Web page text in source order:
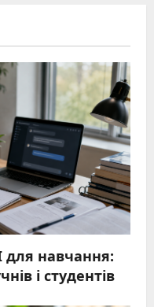
для навчання:
і студентів